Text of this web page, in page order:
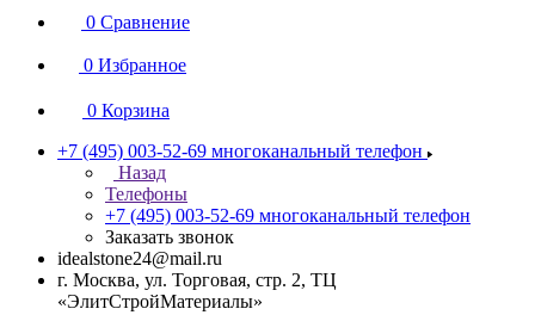
0 Сравнение
0 Избранное
0 Корзина
+7 (495) 003-52-69 многоканальный телефон
Назад
Телефоны
+7 (495) 003-52-69 многоканальный телефон
Заказать звонок
idealstone24@mail.ru
г. Москва, ул. Торговая, стр. 2, ТЦ
«ЭлитСтройМатериалы»